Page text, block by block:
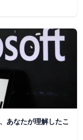
あなたが理解したこ